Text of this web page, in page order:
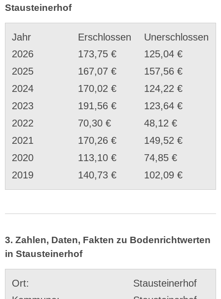
Stausteinerhof
Jahr Erschlossen
Unerschlossen
2026
173,75 €
125,04 €
2025
167,07 €
157,56 €
2024
170,02 €
124,22 €
2023
191,56 €
123,64 €
2022
70,30 €
48,12 €
2021
170,26 €
149,52 €
2020
113,10 €
74,85 €
2019
140,73 € 102,09 €
3. Zahlen, Daten, Fakten zu Bodenrichtwerten
in Stausteinerhof
Ort:
Stausteinerhof